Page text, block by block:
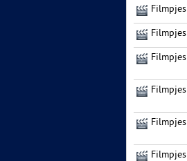
Filmpjes
Filmpjes
Filmpjes
Filmpjes
Filmpjes
Filmpjes